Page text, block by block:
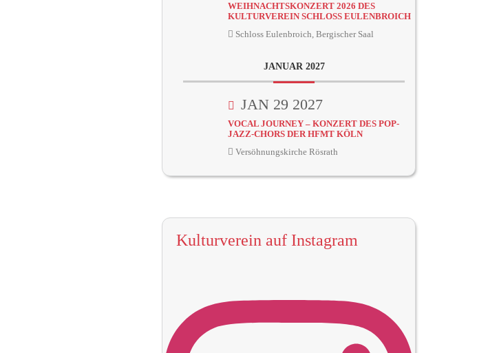
WEIHNACHTSKONZERT 2026 DES
KULTURVEREIN SCHLOSS EULENBROICH
Schloss Eulenbroich, Bergischer Saal
JANUAR 2027
JAN 29 2027
VOCAL JOURNEY – KONZERT DES POP-
JAZZ-CHORS DER HFMT KÖLN
Versöhnungskirche Rösrath
Kulturverein auf Instagram